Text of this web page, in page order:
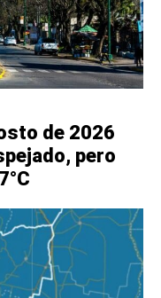
de 2026
pero